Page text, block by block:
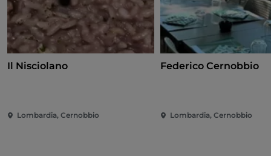
Il Nisciolano
Lombardia, Cernobbio
Federico Cernobbio
Lombardia, Cernobbio